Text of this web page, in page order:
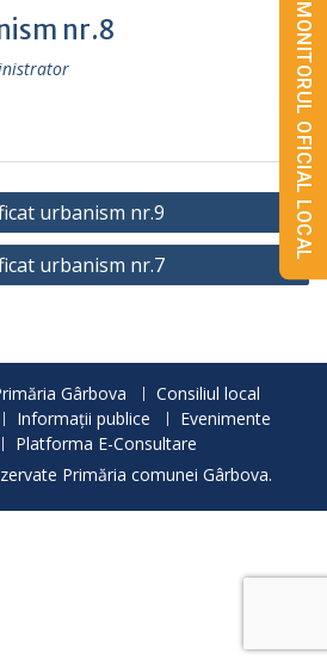
nr.8
urbanism nr.9
urbanism nr.7
Gârbova
Consiliul local
Informații publice
Evenimente
Platforma E-Consultare
Primăria comunei Gârbova.
MONITORUL OFICIAL LOCAL